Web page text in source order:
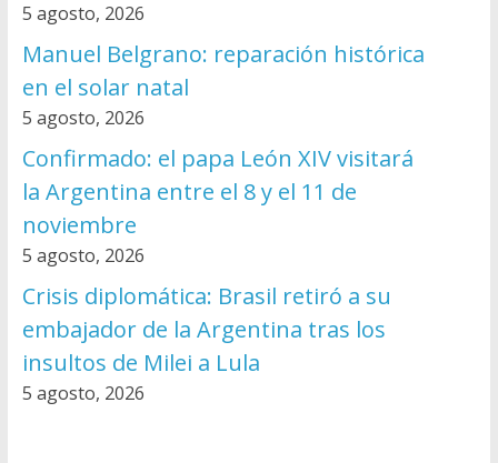
5 agosto, 2026
Manuel Belgrano: reparación histórica
en el solar natal
5 agosto, 2026
Confirmado: el papa León XIV visitará
la Argentina entre el 8 y el 11 de
noviembre
5 agosto, 2026
Crisis diplomática: Brasil retiró a su
embajador de la Argentina tras los
insultos de Milei a Lula
5 agosto, 2026